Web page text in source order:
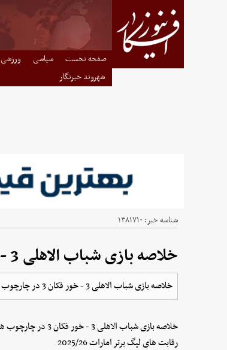
صفحه نخست سیاسی ورزشی
شهروند خبرنگار
شناسه خبر: ۱۳۸۱۷۱۰
خلاصه بازی شباب الاهلی 3 - خور فکان 3
خلاصه بازی شباب الاهلی 3 - خور فکان 3 در چارچوب هفته 23 رقابت های لیگ برتر امارات 2025/26
رقابت های لیگ برتر امارات 2025/26